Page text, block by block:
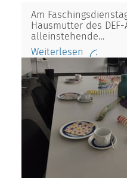
Am
Hausmutter des
alleinstehende…
Weiterlesen